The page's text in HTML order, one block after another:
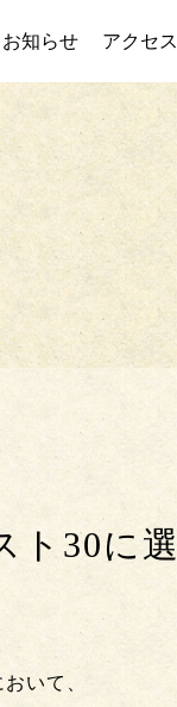
お知らせ アクセス
ト30に選
いて、